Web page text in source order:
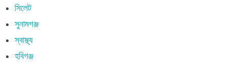
সিলেট
সুনামগঞ্জ
স্বাস্থ্য
হবিগঞ্জ